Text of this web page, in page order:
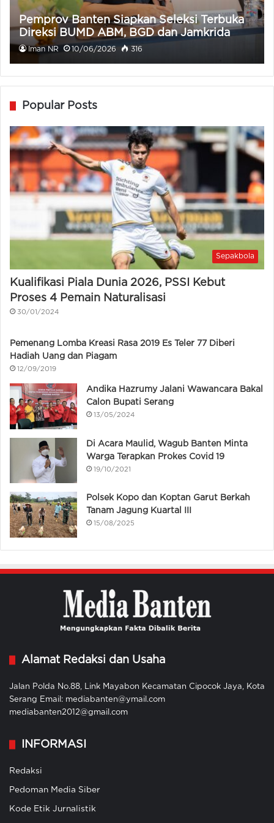
Pemprov Banten Siapkan Seleksi Terbuka
Direksi BUMD ABM, BGD dan Jamkrida
Iman NR 10/06/2026 316
Popular Posts
Sepakbola
Kualifikasi Piala Dunia 2026, PSSI Kebut
Proses 4 Pemain Naturalisasi
30/01/2024
Pemenang Lomba Kreasi Rasa 2019 Es Teler 77 Diberi
Hadiah Uang dan Piagam
12/09/2019
Andika Hazrumy Jalani Wawancara Bakal
Calon Bupati Serang
13/05/2024
Di Acara Maulid, Wagub Banten Minta
Warga Terapkan Prokes Covid 19
19/10/2021
Polsek Kopo dan Koptan Garut Berkah
Tanam Jagung Kuartal III
15/08/2025
Alamat Redaksi dan Usaha
Jalan Polda No.88, Link Mayabon Kecamatan Cipocok Jaya, Kota
Serang Email: mediabanten@ymail.com
mediabanten2012@gmail.com
INFORMASI
Redaksi
Pedoman Media Siber
Kode Etik Jurnalistik